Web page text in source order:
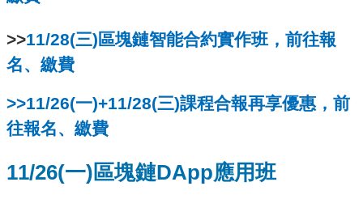
>>11/28(三)區塊鏈智能合約實作班，前往報
名、繳費
>>11/26(一)+11/28(三)課程合報再享優惠，前
往報名、繳費
11/26(一)區塊鏈DApp應用班